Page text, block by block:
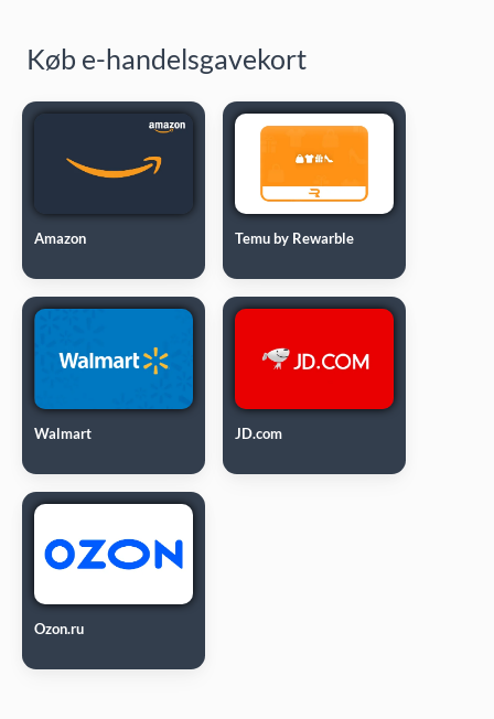
Køb e-handelsgavekort
Amazon Temu by Rewarble
Walmart JD.com
Ozon.ru